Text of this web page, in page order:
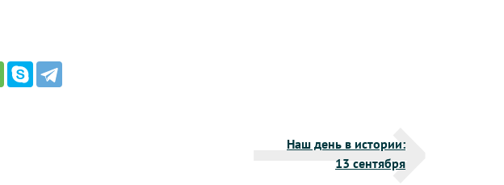
Наш день в истории:
13 сентября